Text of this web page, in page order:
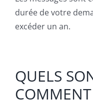
durée de votre
excéder un an.
QUELS
COMMENT